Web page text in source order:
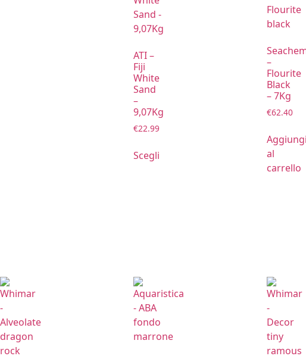
ATI –
Fiji
White
Sand
–
9,07Kg
€22.99
Scegli
–
Flourite
Black
– 7Kg
€62.40
Aggiungi
al
carrello